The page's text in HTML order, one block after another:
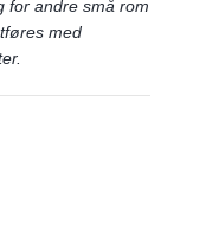
for andre små rom
med